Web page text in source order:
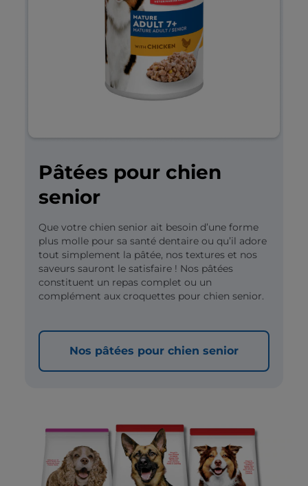
Pâtées pour chien
senior
Que votre chien senior ait besoin d’une forme
plus molle pour sa santé dentaire ou qu’il adore
tout simplement la pâtée, nos textures et nos
saveurs sauront le satisfaire ! Nos pâtées
constituent un repas complet ou un
complément aux croquettes pour chien senior.
Nos pâtées pour chien senior